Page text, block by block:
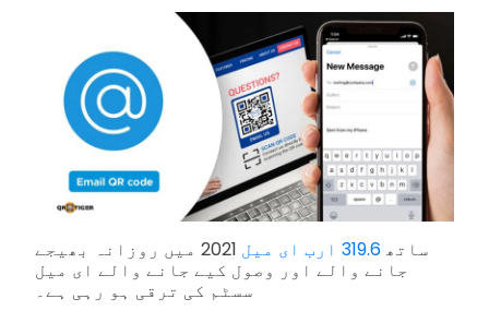
ساتھ 319.6 ارب ای میل
2021 میں روزانہ بھیجے
جانے والے اور وصول کیے جانے والے ای میل
سسٹم کی ترقی ہو رہی ہے۔